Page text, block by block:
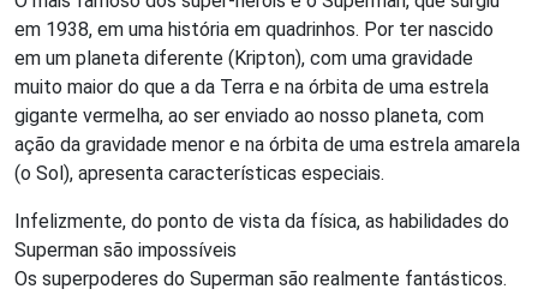
em 1938, em uma história em quadrinhos. Por ter nascido
em um planeta diferente (Kripton), com uma gravidade
muito maior do que a da Terra e na órbita de uma estrela
gigante vermelha, ao ser enviado ao nosso planeta, com
ação da gravidade menor e na órbita de uma estrela amarela
(o Sol), apresenta características especiais.
Infelizmente, do ponto de vista da física, as habilidades do
Superman são impossíveis
Os superpoderes do Superman são realmente fantásticos.